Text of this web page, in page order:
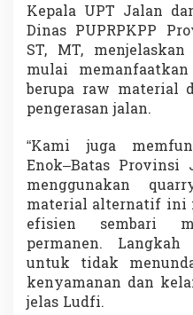
Kepala UPT Jalan
Dinas PUPRPKPP
ST, MT,
mulai
berupa raw material
pengerasan jalan.
“Kami juga
Enok–Batas
menggunakan
material alternatif ini
efisien sembari
permanen.
untuk tidak
kenyamanan dan
jelas Ludfi.